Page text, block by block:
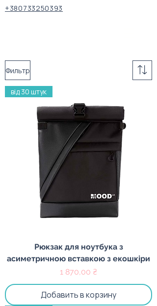
+380733250393
Фильтр
від 30 штук
Рюкзак для ноутбука з
асиметричною вставкою з екошкіри
Цена
1 870,00 ₴
Добавить в корзину